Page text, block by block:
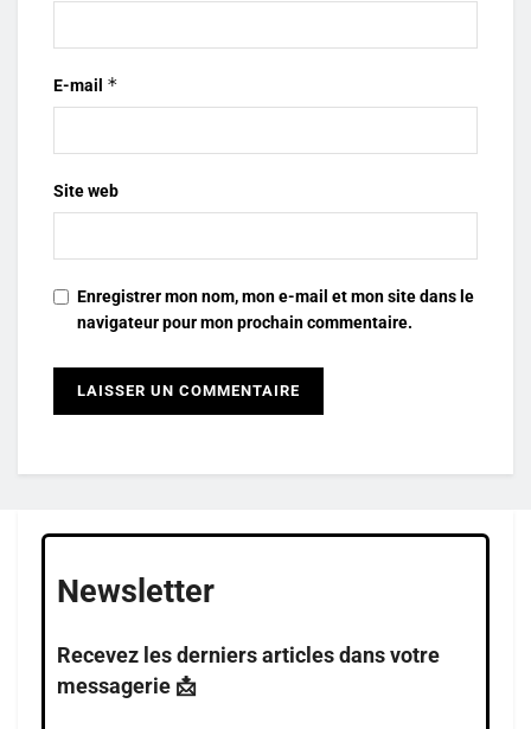
E-mail *
Site web
Enregistrer mon nom, mon e-mail et mon site dans le
navigateur pour mon prochain commentaire.
Newsletter
Recevez les derniers articles dans votre
messagerie 📩